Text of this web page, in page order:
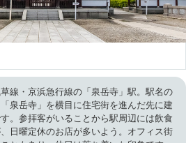
線・京浜急行線の「泉岳寺」駅。駅名の
泉岳寺」を横目に住宅街を進んだ先に建
。参拝客がいることから駅周辺には飲食
日曜定休のお店が多いよう。オフィス街